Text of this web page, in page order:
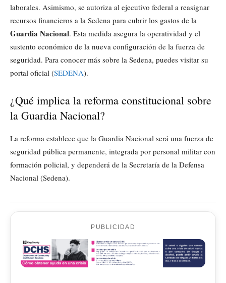
laborales. Asimismo, se autoriza al ejecutivo federal a reasignar
recursos financieros a la Sedena para cubrir los gastos de la
Guardia Nacional. Esta medida asegura la operatividad y el
sustento económico de la nueva configuración de la fuerza de
seguridad. Para conocer más sobre la Sedena, puedes visitar su
portal oficial (SEDENA).
¿Qué implica la reforma constitucional sobre
la Guardia Nacional?
La reforma establece que la Guardia Nacional será una fuerza de
seguridad pública permanente, integrada por personal militar con
formación policial, y dependerá de la Secretaría de la Defensa
Nacional (Sedena).
PUBLICIDAD